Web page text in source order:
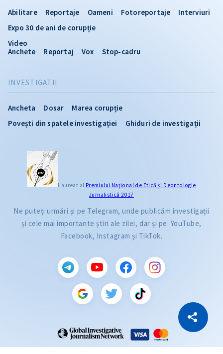
Copiază Link
INVESTIGATII
Ancheta Dosar
Marea corupție
Povești din spatele investigației
Ghiduri de investigații
Abilitare Reportaje Oameni Fotoreportaje
Interviuri
Expo 30 de ani de corupție
Video
Anchete
Reportaj Vox Stop-cadru
Laureat al Premiului Naţional de Etică și Deontologie
Jurnalistică 2017
Ne puteți urmări și pe Telegram, unde publicăm investigații
și cele mai importante știri ale zilei, dar și pe: YouTube,
Facebook, Instagram și TikTok.